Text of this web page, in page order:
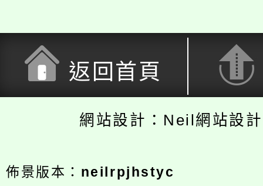
返回首頁
網站設計：Neil網站設
佈景版本： neilrpjhstyc